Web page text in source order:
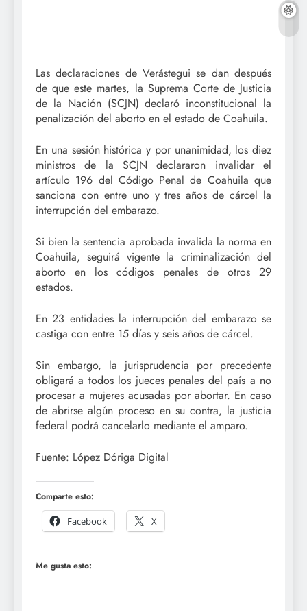
Las declaraciones de Verástegui se dan después
de que este martes, la Suprema Corte de Justicia
de la Nación (SCJN) declaró inconstitucional la
penalización del aborto en el estado de Coahuila.
En una sesión histórica y por unanimidad, los diez
ministros de la SCJN declararon invalidar el
artículo 196 del Código Penal de Coahuila que
sanciona con entre uno y tres años de cárcel la
interrupción del embarazo.
Si bien la sentencia aprobada invalida la norma en
Coahuila, seguirá vigente la criminalización del
aborto en los códigos penales de otros 29
estados.
En 23 entidades la interrupción del embarazo se
castiga con entre 15 días y seis años de cárcel.
Sin embargo, la jurisprudencia por precedente
obligará a todos los jueces penales del país a no
procesar a mujeres acusadas por abortar. En caso
de abrirse algún proceso en su contra, la justicia
federal podrá cancelarlo mediante el amparo.
Fuente: López Dóriga Digital
Comparte esto:
Facebook
X
Me gusta esto: